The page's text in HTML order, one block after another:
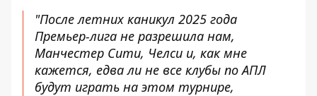
"После летних каникул 2025 года
Премьер-лига не разрешила нам,
Манчестер Сити, Челси и, как мне
кажется, едва ли не все клубы по АПЛ
будут играть на этом турнире,